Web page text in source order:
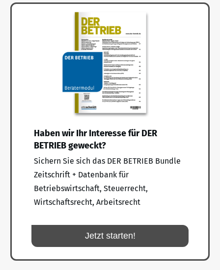
Haben wir Ihr Interesse für DER
BETRIEB geweckt?
Sichern Sie sich das DER BETRIEB Bundle
Zeitschrift + Datenbank für
Betriebswirtschaft, Steuerrecht,
Wirtschaftsrecht, Arbeitsrecht
Jetzt starten!